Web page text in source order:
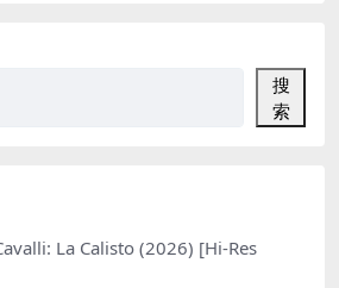
搜
索
La Calisto (2026) [Hi-Res